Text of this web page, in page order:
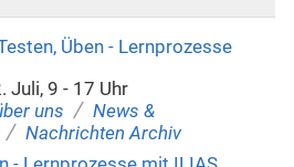
Üben - Lernprozesse
Juli, 9 - 17 Uhr
uns / News &
/ Nachrichten Archiv